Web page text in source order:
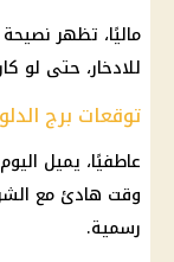
ماليًا، تظهر
للادخار، حتى لو
توقعات برج الدلو
عاطفيًا، يميل
وقت هادئ مع
رسمية.